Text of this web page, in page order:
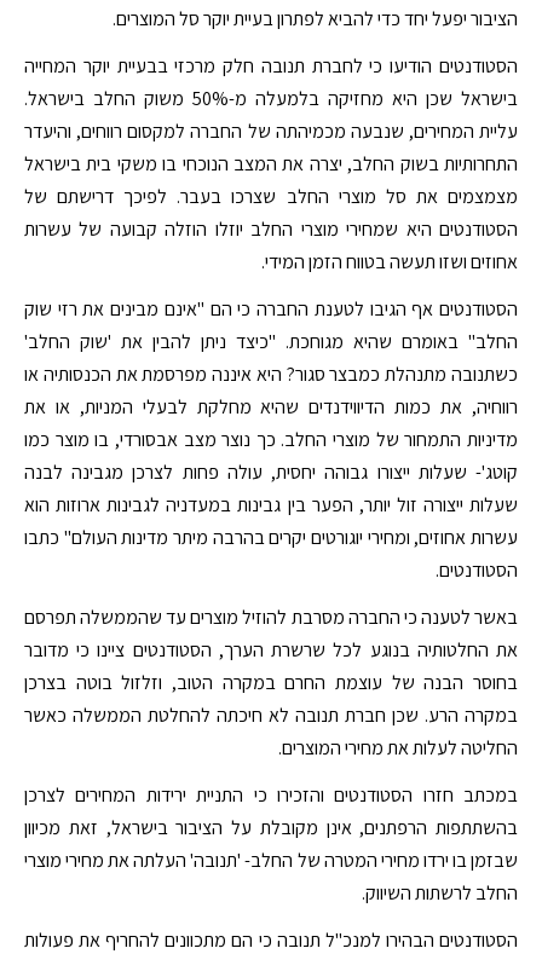
הציבור יפעל יחד כדי להביא לפתרון בעיית יוקר סל המוצרים.
הסטודנטים הודיעו כי לחברת תנובה חלק מרכזי בבעיית יוקר המחייה
בישראל שכן היא מחזיקה בלמעלה מ-50% משוק החלב בישראל.
עליית המחירים, שנבעה מכמיהתה של החברה למקסום רווחים, והיעדר
התחרותיות בשוק החלב, יצרה את המצב הנוכחי בו משקי בית בישראל
מצמצמים את סל מוצרי החלב שצרכו בעבר. לפיכך דרישתם של
הסטודנטים היא שמחירי מוצרי החלב יוזלו הוזלה קבועה של עשרות
אחוזים ושזו תעשה בטווח הזמן המידי.
הסטודנטים אף הגיבו לטענת החברה כי הם "אינם מבינים את רזי שוק
החלב" באומרם שהיא מגוחכת. "כיצד ניתן להבין את 'שוק החלב'
כשתנובה מתנהלת כמבצר סגור? היא איננה מפרסמת את הכנסותיה או
רווחיה, את כמות הדיווידנדים שהיא מחלקת לבעלי המניות, או את
מדיניות התמחור של מוצרי החלב. כך נוצר מצב אבסורדי, בו מוצר כמו
קוטג'- שעלות ייצורו גבוהה יחסית, עולה פחות לצרכן מגבינה לבנה
שעלות ייצורה זול יותר, הפער בין גבינות במעדניה לגבינות ארוזות הוא
עשרות אחוזים, ומחירי יוגורטים יקרים בהרבה מיתר מדינות העולם" כתבו
הסטודנטים.
באשר לטענה כי החברה מסרבת להוזיל מוצרים עד שהממשלה תפרסם
את החלטותיה בנוגע לכל שרשרת הערך, הסטודנטים ציינו כי מדובר
בחוסר הבנה של עוצמת החרם במקרה הטוב, וזלזול בוטה בצרכן
במקרה הרע. שכן חברת תנובה לא חיכתה להחלטת הממשלה כאשר
החליטה לעלות את מחירי המוצרים.
במכתב חזרו הסטודנטים והזכירו כי התניית ירידות המחירים לצרכן
בהשתתפות הרפתנים, אינן מקובלת על הציבור בישראל, זאת מכיוון
שבזמן בו ירדו מחירי המטרה של החלב- 'תנובה' העלתה את מחירי מוצרי
החלב לרשתות השיווק.
הסטודנטים הבהירו למנכ"ל תנובה כי הם מתכוונים להחריף את פעולות